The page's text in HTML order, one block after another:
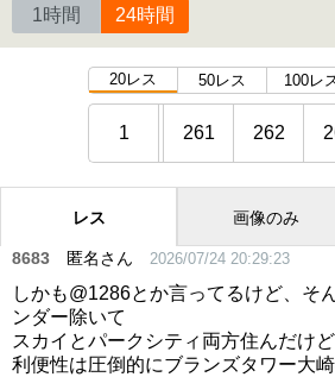
1時間 24時間
20レス 50レス 100レ
1 261 262
レス 画像のみ
8683 匿名さん 2026/07/24 20:29:23
しかも@1286とか言ってるけど、そ
ンダー除いて
スカイとパークシティ両方住んだけ
利便性は圧倒的にブランズタワー大崎